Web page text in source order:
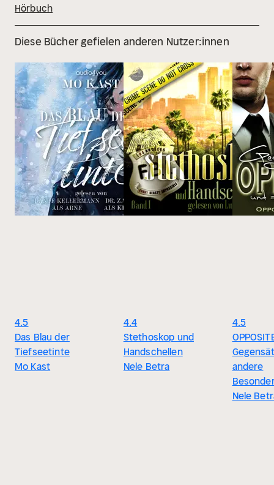
Hörbuch
Diese Bücher gefielen anderen Nutzer:innen
4.5
Das Blau der
Tiefseetinte
Mo Kast
4.4
Stethoskop und
Handschellen
Nele Betra
4.5
andere
Nele